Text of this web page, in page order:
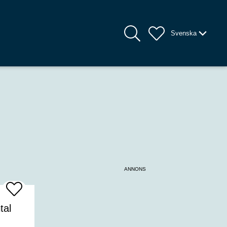
Svenska
Add
To
ANNONS